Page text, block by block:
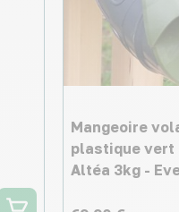
Mangeoire
plastique vert
Altéa 3kg -